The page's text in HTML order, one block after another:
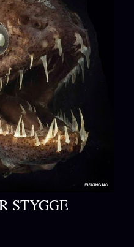
STYGGE